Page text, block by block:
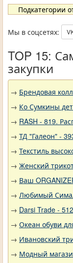
Подкатегории
Мы в соцсетях:
TOP 15:
закупки
→ Брендовая
→ Ко Сумкины
→ RASH - 819.
→ ТД "Галеон" -
→ Текстиль
→ Женский
→ Ваш
→ Любимый
→ Darsi Trade -
→ Океан обуви
→ Ивановский
→ Модный